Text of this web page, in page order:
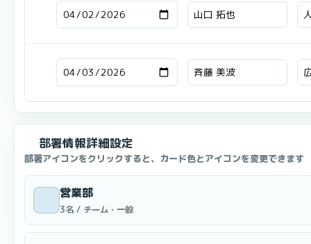
部署情報詳細設定
部署アイコンをクリックすると、カード色とアイコンを変更できます
営業部
3名 / チーム・一般